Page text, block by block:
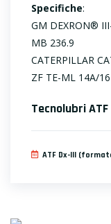
Specifiche:
GM DEXRON®
MB 236.9
CATERPILLAR
ZF TE-ML 14A/
Tecnolubri
ATF Dx-III